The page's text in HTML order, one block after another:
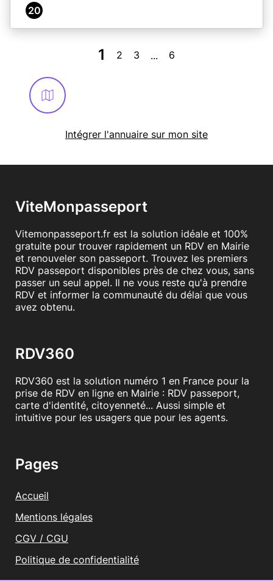
20
1 2 3 ... 6
Intégrer l'annuaire sur mon site
ViteMonpasseport
Vitemonpasseport.fr est la solution idéale et 100%
gratuite pour trouver rapidement un RDV en Mairie
et renouveler son passeport. Trouvez les premiers
RDV passeport disponibles près de chez vous, sans
passer un seul appel. Il ne vous reste qu'à prendre
RDV et informer la communauté du délai que vous
avez obtenu.
RDV360
RDV360 est la solution numéro 1 en France pour la
prise de RDV en ligne en Mairie : RDV passeport,
carte d'identité, citoyenneté... Aussi simple et
intuitive pour les usagers que pour les agents.
Pages
Accueil
Mentions légales
CGV / CGU
Politique de confidentialité